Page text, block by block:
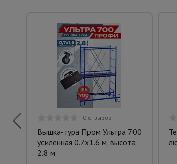
0 отзывов
Вышка-тура Пром Ультра 700
усиленная 0.7х1.6 м, высота
2.8 м